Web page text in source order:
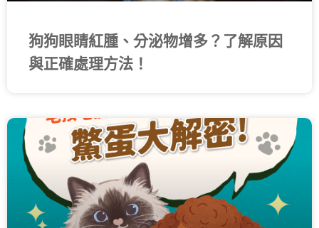
狗狗眼睛紅腫、分泌物增多？了解原因
與正確處理方法！